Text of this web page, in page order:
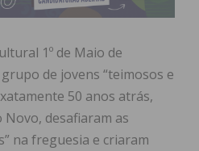
1º de Maio de
de jovens “teimosos e
50 anos atrás,
desafiaram as
na freguesia e criaram